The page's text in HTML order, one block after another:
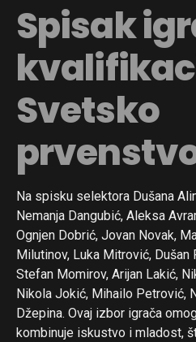
Spisak
Svetsko
Na spisku selektora Dušana
Nemanja Dangubić, Aleksa
Ognjen Dobrić, Jovan Novak,
Milutinov, Luka Mitrović,
Stefan Momirov, Arijan Lakić,
Nikola Jokić, Mihailo Petrović,
Džepina. Ovaj izbor igrača
kombinuje iskustvo i mladost,